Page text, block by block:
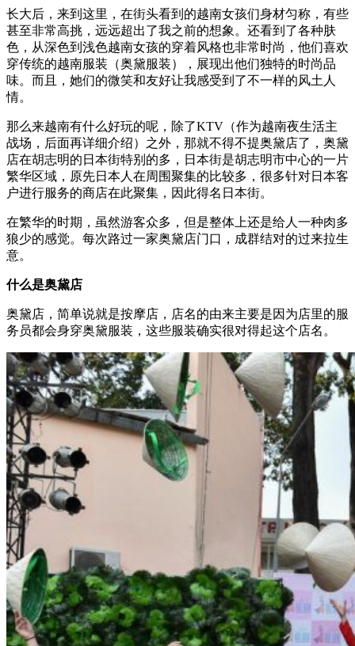
长大后，来到这里，在街头看到的越南女孩们身材匀称，有些
甚至非常高挑，远远超出了我之前的想象。还看到了各种肤
色，从深色到浅色越南女孩的穿着风格也非常时尚，他们喜欢
穿传统的越南服装（奥黛服装），展现出他们独特的时尚品
味。而且，她们的微笑和友好让我感受到了不一样的风土人
情。
​那么来越南有什么好玩的呢，除了KTV（作为越南夜生活主
战场，后面再详细介绍）之外，那就不得不提奥黛店了，奥黛
店在胡志明的日本街特别的多，日本街是胡志明市中心的一片
繁华区域，原先日本人在周围聚集的比较多，很多针对日本客
户进行服务的商店在此聚集，因此得名日本街。
在繁华的时期，虽然游客众多，但是整体上还是给人一种肉多
狼少的感觉。每次路过一家奥黛店门口，成群结对的过来拉生
意。
什么是奥黛店
奥黛店，简单说就是按摩店，店名的由来主要是因为店里的服
务员都会身穿奥黛服装，这些服装确实很对得起这个店名。